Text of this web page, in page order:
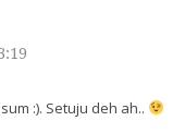
:). Setuju deh ah..